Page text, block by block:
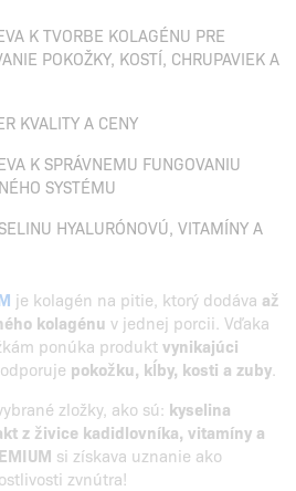
K TVORBE KOLAGÉNU PRE
POKOŽKY, KOSTÍ, CHRUPAVIEK A
KVALITY A CENY
K SPRÁVNEMU FUNGOVANIU
SYSTÉMU
HYALURÓNOVÚ, VITAMÍNY A
je kolagén na pitie, ktorý dodáva až
kolagénu v jednej porcii. Vďaka
ponúka produktvynikajúci
pokožku, kĺby, kosti a zuby
zložky, ako sú: kyselina
z živice kadidlovníka, vitamíny a
si získava uznanie ako
zvnútra!